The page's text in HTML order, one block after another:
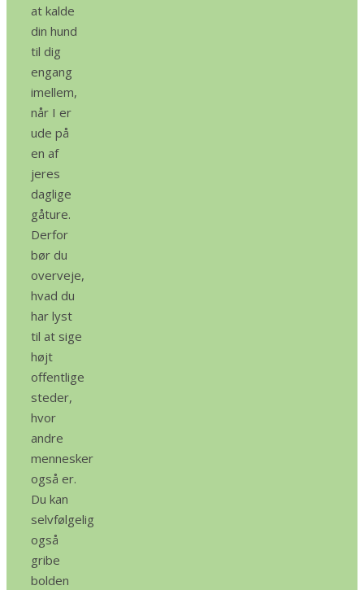
at kalde
din hund
til dig
engang
imellem,
når I er
ude på
en af
jeres
daglige
gåture.
Derfor
bør du
overveje,
hvad du
har lyst
til at sige
højt
offentlige
steder,
hvor
andre
mennesker
også er.
Du kan
selvfølgelig
også
gribe
bolden